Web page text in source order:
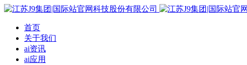
首页
关于我们
ai资讯
ai应用